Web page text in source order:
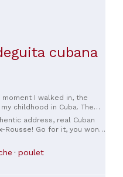
cubana
I walked in, the
childhood in Cuba. The
to Ernesto for his
and the
I can't wait for September
address, real Cuban
Rousse! Go for it, you won't
poulet